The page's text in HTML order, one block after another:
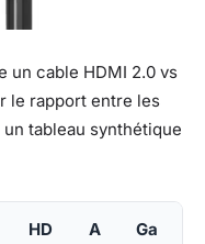
cable HDMI 2.0 vs
le rapport entre les
tableau synthétique
HD A Ga